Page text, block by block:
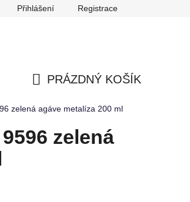
Reklamace Odstoupení od smlouvy
Přihlášení Registrace
PRÁZDNÝ KOŠÍK
zelená agáve metalíza 200 ml
zelená